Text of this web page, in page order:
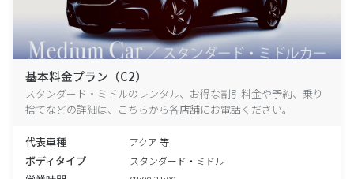
基本料金プラン（C2）
スタンダード・ミドルのレンタル、お得な割引料金や予約、乗り
捨てなどの詳細は、こちらから各店舗にお電話ください。
代表車種 アクア 等
ボディタイプ スタンダード・ミドル